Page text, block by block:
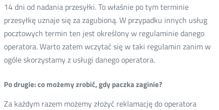
14 dni od nadania przesyłki. To właśnie po tym terminie
przesyłkę uznaje się za zagubioną. W przypadku innych usług
pocztowych termin ten jest określony w regulaminie danego
operatora. Warto zatem wczytać się w taki regulamin zanim w
ogóle skorzystamy z usługi danego operatora.
Po drugie: co możemy zrobić, gdy paczka zaginie?
Za każdym razem możemy złożyć reklamację do operatora